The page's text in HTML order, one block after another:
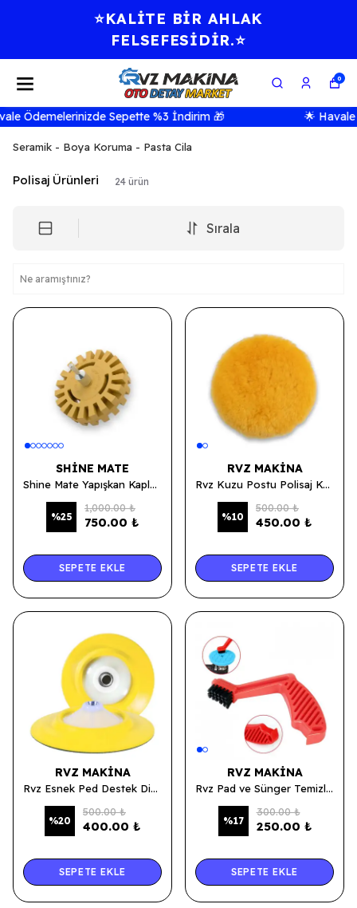
⭐KALİTE BİR AHLAK
FELSEFESİDİR.⭐
0
Sepette %3 İndirim 🎁 🌟 Havale
Seramik - Boya Koruma - Pasta Cila
Polisaj Ürünleri 24 ürün
Sırala
SHINE MATE
Shine Mate Yapışkan Kaplama Sökücü Disk / Silikon Silgi
%25
1,000.00 ₺
750.00 ₺
SEPETE EKLE
RVZ MAKINA
Rvz Kuzu Postu Polisaj Keçesi Sarı 160mm
%10
500.00 ₺
450.00 ₺
SEPETE EKLE
RVZ MAKINA
Rvz Esnek Ped Destek Diski 125mm
%20
500.00 ₺
400.00 ₺
SEPETE EKLE
RVZ MAKINA
Rvz Pad ve Sünger Temizleme Fırçası
%17
300.00 ₺
250.00 ₺
SEPETE EKLE